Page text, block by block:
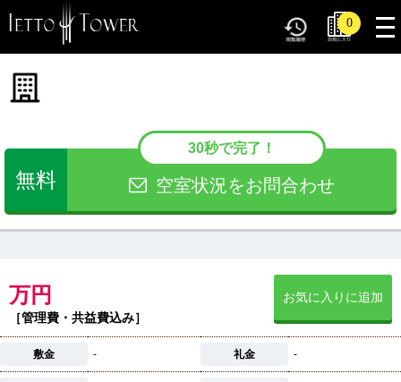
0
無料
30秒で完了！
空室状況をお問合わせ
万円
［管理費・共益費込み］
お気に入りに追加
敷金 - 礼金 -